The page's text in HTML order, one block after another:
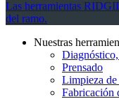
Las herramientas
del ramo.
Nuestras
Prensado
Limpieza de
Fabricación